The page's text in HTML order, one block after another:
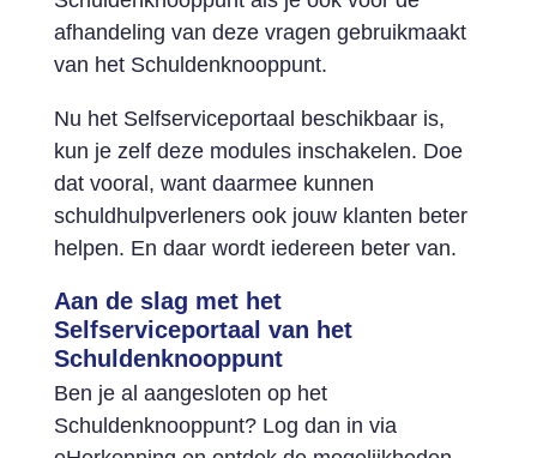
afhandeling van deze vragen gebruikmaakt
van het Schuldenknooppunt.
Nu het Selfserviceportaal beschikbaar is,
kun je zelf deze modules inschakelen. Doe
dat vooral, want daarmee kunnen
schuldhulpverleners ook jouw klanten beter
helpen. En daar wordt iedereen beter van.
Aan de slag met het
Selfserviceportaal van het
Schuldenknooppunt
Ben je al aangesloten op het
Schuldenknooppunt? Log dan in via